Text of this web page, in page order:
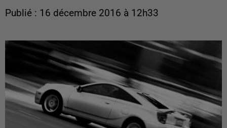
Publié : 16 décembre 2016 à 12h33